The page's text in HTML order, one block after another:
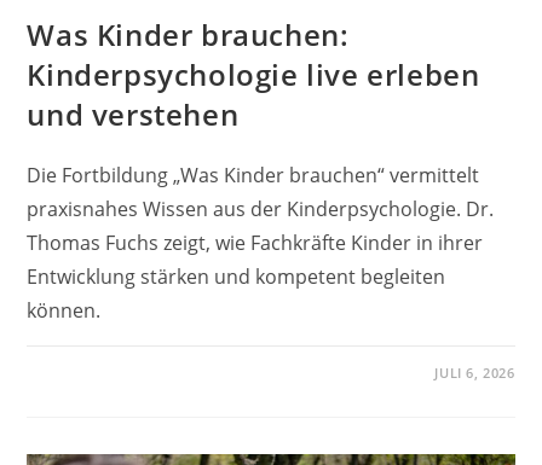
Was Kinder brauchen:
Kinderpsychologie live erleben
und verstehen
Die Fortbildung „Was Kinder brauchen“ vermittelt
praxisnahes Wissen aus der Kinderpsychologie. Dr.
Thomas Fuchs zeigt, wie Fachkräfte Kinder in ihrer
Entwicklung stärken und kompetent begleiten
können.
JULI 6, 2026